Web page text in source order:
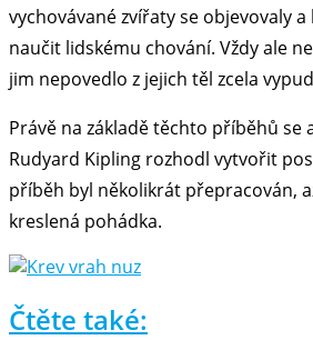
vychovávané zvířaty se objevovaly a
naučit lidskému chování. Vždy ale
jim nepovedlo z jejich těl zcela
Právě na základě těchto příběhů se
Rudyard Kipling rozhodl vytvořit
příběh byl několikrát přepracován,
kreslená pohádka.
Čtěte také: